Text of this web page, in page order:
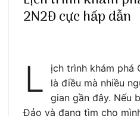
2N2Đ cực hấp dẫn
L
ịch trình khám
là điều mà nhiều
gian gần đây. Nếu
Đảo và đang tìm cho